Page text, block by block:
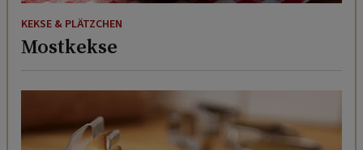
KEKSE & PLÄTZCHEN
Mostkekse